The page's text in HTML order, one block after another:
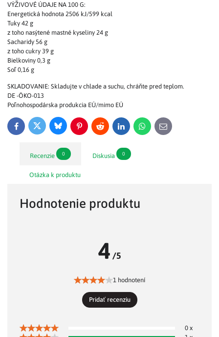
VÝŽIVOVÉ ÚDAJE NA 100 G:
Energetická hodnota 2506 kJ/599 kcal
Tuky 42 g
z toho nasýtené mastné kyseliny 24 g
Sacharidy 56 g
z toho cukry 39 g
Bielkoviny 0,3 g
Soľ 0,16 g
SKLADOVANIE: Skladujte v chlade a suchu, chráňte pred teplom.
DE -ÖKO-013
Poľnohospodárska produkcia EÚ/mimo EÚ
FacebookTwitter BlueskyPinterestReddit LinkedInWhatsApp
E-
mail
Recenzie 0 Diskusia 0
Otázka k produktu
Hodnotenie produktu
4 /5
1 hodnotení
Pridať recenziu
0 x